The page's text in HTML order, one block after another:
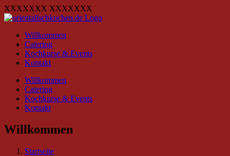
XXXXXXX XXXXXXX
Inhalt
Willkommen
Catering
Kochkurse & Events
Kontakt
Willkommen
Catering
Kochkurse & Events
Kontakt
Willkommen
Startseite